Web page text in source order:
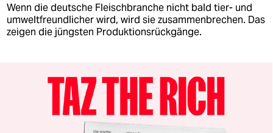
Wenn die deutsche Fleischbranche nicht bald tier- und
umweltfreundlicher wird, wird sie zusammenbrechen. Das
zeigen die jüngsten Produktionsrückgänge.